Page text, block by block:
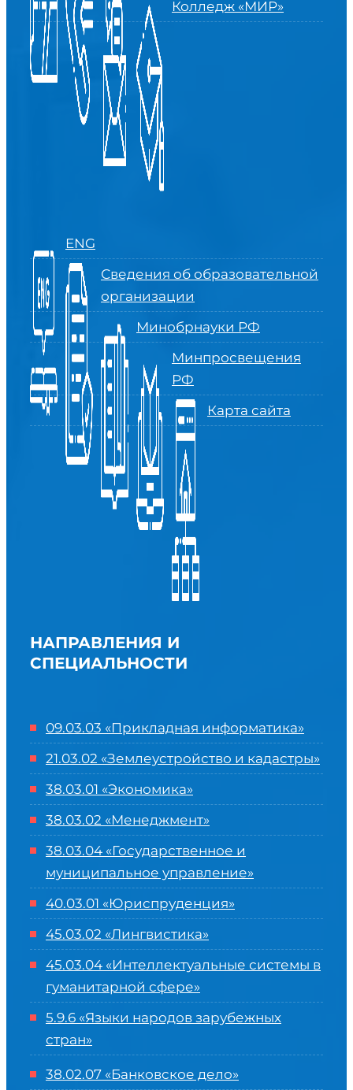
Колледж «МИР»
ENG
Сведения об образовательной
организации
Минобрнауки РФ
Минпросвещения
РФ
Карта сайта
НАПРАВЛЕНИЯ И
СПЕЦИАЛЬНОСТИ
09.03.03 «Прикладная информатика»
21.03.02 «Землеустройство и кадастры»
38.03.01 «Экономика»
38.03.02 «Менеджмент»
38.03.04 «Государственное и
муниципальное управление»
40.03.01 «Юриспруденция»
45.03.02 «Лингвистика»
45.03.04 «Интеллектуальные системы в
гуманитарной сфере»
5.9.6 «Языки народов зарубежных
стран»
38.02.07 «Банковское дело»